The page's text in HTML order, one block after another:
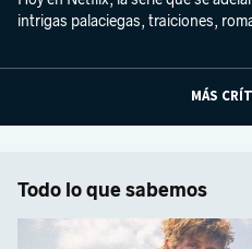
intrigas palaciegas, traiciones,
MÁS
Todo lo que sabemos